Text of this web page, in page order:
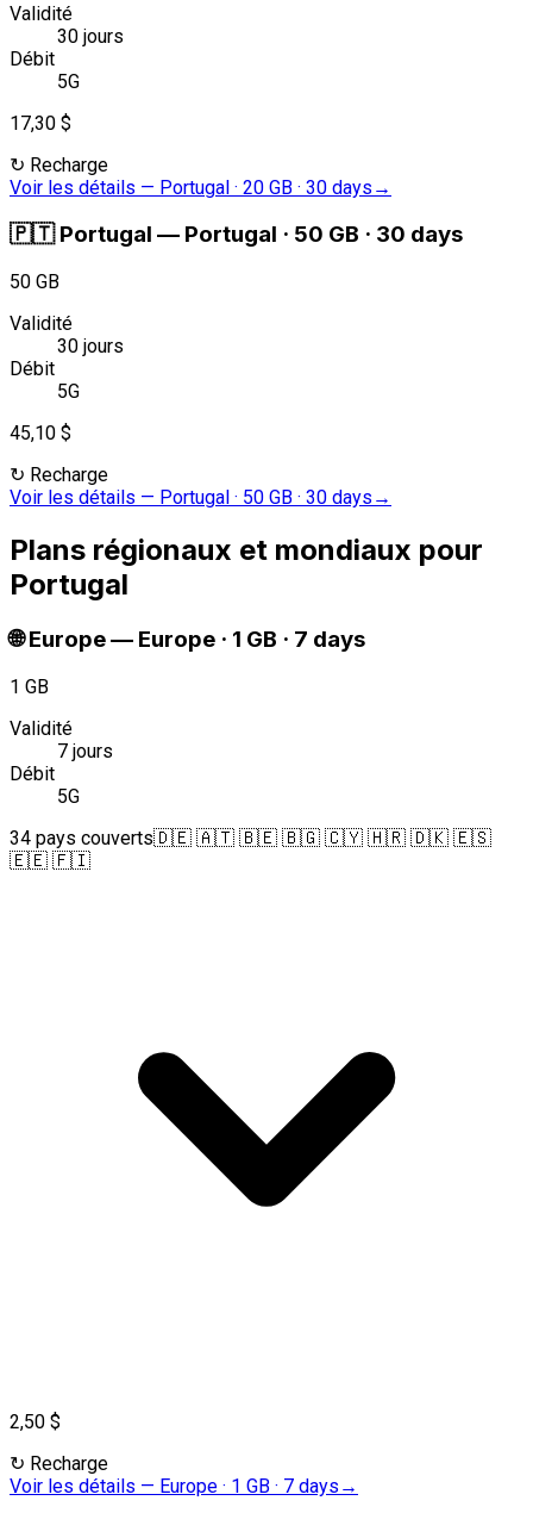
Validité
30 jours
Débit
5G
17,30 $
↻ Recharge
Voir les détails — Portugal · 20 GB · 30 days →
🇵🇹 Portugal — Portugal · 50 GB · 30 days
50 GB
Validité
30 jours
Débit
5G
45,10 $
↻ Recharge
Voir les détails — Portugal · 50 GB · 30 days →
Plans régionaux et mondiaux pour
Portugal
🌐 Europe— Europe · 1 GB · 7 days
1 GB
Validité
7 jours
Débit
5G
34 pays couverts🇩🇪 🇦🇹 🇧🇪 🇧🇬 🇨🇾 🇭🇷 🇩🇰 🇪🇸
🇪🇪 🇫🇮
2,50 $
↻ Recharge
Voir les détails — Europe · 1 GB · 7 days →